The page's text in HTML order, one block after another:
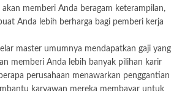
memberi Anda beragam keterampilan,
Anda lebih berharga bagi pemberi kerja
master umumnya mendapatkan gaji yang
memberi Anda lebih banyak pilihan karir
perusahaan menawarkan penggantian
karyawan mereka membayar untuk